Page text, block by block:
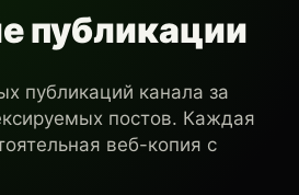
публикации
публикаций канала за
постов. Каждая
веб-копия с